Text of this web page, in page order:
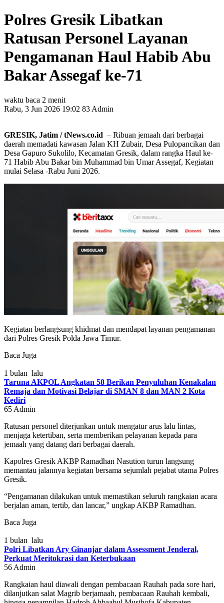
Polres Gresik Libatkan
Ratusan Personel Layanan
Pengamanan Haul Habib Abu
Bakar Assegaf ke-71
waktu baca 2 menit
Rabu, 3 Jun 2026 19:02 83 Admin
GRESIK, Jatim / tNews.co.id – Ribuan jemaah dari berbagai
daerah memadati kawasan Jalan KH Zubair, Desa Pulopancikan dan
Desa Gapuro Sukolilo, Kecamatan Gresik, dalam rangka Haul ke-
71 Habib Abu Bakar bin Muhammad bin Umar Assegaf, Kegiatan
mulai Selasa -Rabu Juni 2026.
Kegiatan berlangsung khidmat dan mendapat layanan pengamanan
dari Polres Gresik Polda Jawa Timur.
Baca Juga
1 bulan lalu
Taruna AKPOL Angkatan 58 Berikan Penyuluhan Kenakalan
Remaja dan Motivasi Belajar di SMAN 8 dan MAN 2 Kota
Kediri
65 Admin
Ratusan personel diterjunkan untuk mengatur arus lalu lintas,
menjaga ketertiban, serta memberikan pelayanan kepada para
jemaah yang datang dari berbagai daerah.
Kapolres Gresik AKBP Ramadhan Nasution turun langsung
memantau jalannya kegiatan bersama sejumlah pejabat utama Polres
Gresik.
“Pengamanan dilakukan untuk memastikan seluruh rangkaian acara
berjalan aman, tertib, dan lancar,” ungkap AKBP Ramadhan.
Baca Juga
1 bulan lalu
Polri Libatkan Ary Ginanjar dalam Assessment Jenderal,
Perkuat Meritokrasi dan Keterbukaan
56 Admin
Rangkaian haul diawali dengan pembacaan Rauhah pada sore hari,
dilanjutkan salat Magrib berjamaah, pembacaan Rauhah kembali,